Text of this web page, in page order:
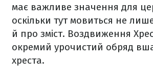
має важливе значення для
оскільки тут мовиться не
й про зміст. Воздвиження
окремий урочистий обряд
хреста.